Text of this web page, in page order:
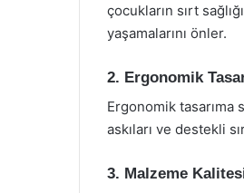
çocukların sırt
yaşamalarını önler.
2. Ergonomik
Ergonomik tasarıma
askıları ve destekli
3. Malzeme